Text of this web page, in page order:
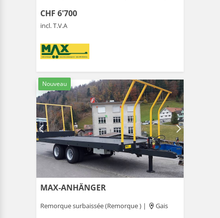
CHF 6'700
incl. T.V.A
Nouveau
MAX-ANHÄNGER
Remorque surbaissée (Remorque ) | Gais